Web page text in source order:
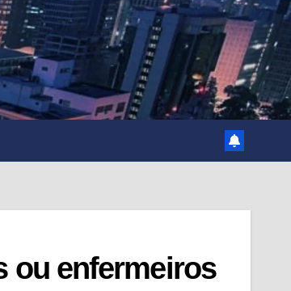
ou enfermeiros